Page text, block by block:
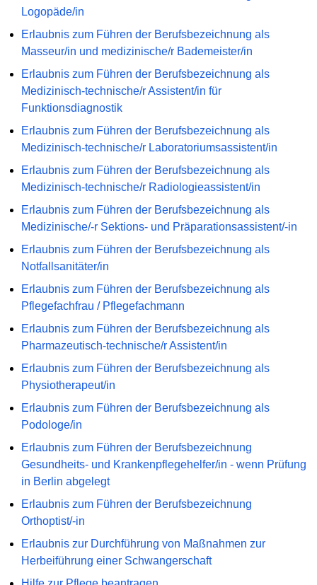
Logopäde/in
Erlaubnis zum Führen der Berufsbezeichnung als
Masseur/in und medizinische/r Bademeister/in
Erlaubnis zum Führen der Berufsbezeichnung als
Medizinisch-technische/r Assistent/in für
Funktionsdiagnostik
Erlaubnis zum Führen der Berufsbezeichnung als
Medizinisch-technische/r Laboratoriumsassistent/in
Erlaubnis zum Führen der Berufsbezeichnung als
Medizinisch-technische/r Radiologieassistent/in
Erlaubnis zum Führen der Berufsbezeichnung als
Medizinische/-r Sektions- und Präparationsassistent/-in
Erlaubnis zum Führen der Berufsbezeichnung als
Notfallsanitäter/in
Erlaubnis zum Führen der Berufsbezeichnung als
Pflegefachfrau / Pflegefachmann
Erlaubnis zum Führen der Berufsbezeichnung als
Pharmazeutisch-technische/r Assistent/in
Erlaubnis zum Führen der Berufsbezeichnung als
Physiotherapeut/in
Erlaubnis zum Führen der Berufsbezeichnung als
Podologe/in
Erlaubnis zum Führen der Berufsbezeichnung
Gesundheits- und Krankenpflegehelfer/in - wenn Prüfung
in Berlin abgelegt
Erlaubnis zum Führen der Berufsbezeichnung
Orthoptist/-in
Erlaubnis zur Durchführung von Maßnahmen zur
Herbeiführung einer Schwangerschaft